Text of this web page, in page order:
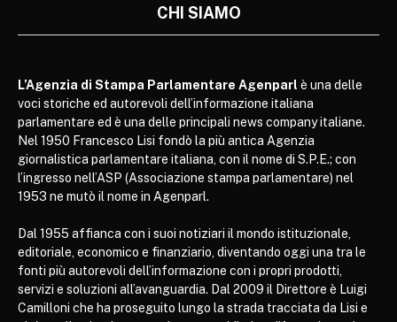
CHI SIAMO
L’Agenzia di Stampa Parlamentare Agenparl è una delle
voci storiche ed autorevoli dell’informazione italiana
parlamentare ed è una delle principali news company italiane.
Nel 1950 Francesco Lisi fondò la più antica Agenzia
giornalistica parlamentare italiana, con il nome di S.P.E.; con
l’ingresso nell’ASP (Associazione stampa parlamentare) nel
1953 ne mutò il nome in Agenparl.
Dal 1955 affianca con i suoi notiziari il mondo istituzionale,
editoriale, economico e finanziario, diventando oggi una tra le
fonti più autorevoli dell’informazione con i propri prodotti,
servizi e soluzioni all’avanguardia. Dal 2009 il Direttore è Luigi
Camilloni che ha proseguito lungo la strada tracciata da Lisi e